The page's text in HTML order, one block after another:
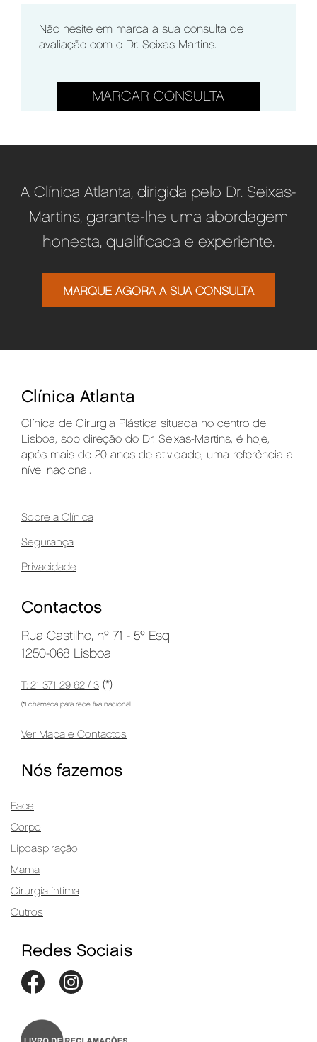
Não hesite em marca a sua consulta de
avaliação com o Dr. Seixas-Martins.
MARCAR CONSULTA
A Clínica Atlanta, dirigida pelo Dr. Seixas-
Martins, garante-lhe uma abordagem
honesta, qualificada e experiente.
MARQUE AGORA A SUA CONSULTA
Clínica Atlanta
Clínica de Cirurgia Plástica situada no centro de
Lisboa, sob direção do Dr. Seixas-Martins, é hoje,
após mais de 20 anos de atividade, uma referência a
nível nacional.
Sobre a Clínica
Segurança
Privacidade
Contactos
Rua Castilho, nº 71 - 5º Esq
1250-068 Lisboa
T: 21 371 29 62 / 3 (*)
(*) chamada para rede fixa nacional
Ver Mapa e Contactos
Nós fazemos
Face
Corpo
Lipoaspiração
Mama
Cirurgia íntima
Outros
Redes Sociais